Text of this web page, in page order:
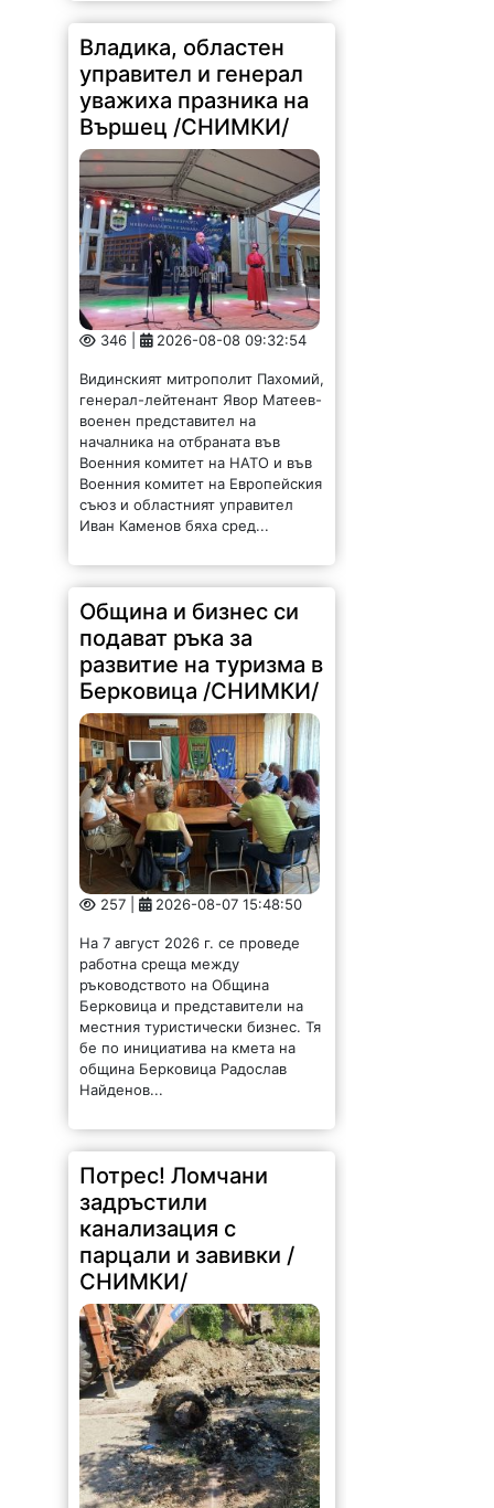
Владика, областен
управител и генерал
уважиха празника на
Вършец /СНИМКИ/
346 | 2026-08-08 09:32:54
Видинският митрополит Пахомий,
генерал-лейтенант Явор Матеев-
военен представител на
началника на отбраната във
Военния комитет на НАТО и във
Военния комитет на Европейския
съюз и областният управител
Иван Каменов бяха сред...
Община и бизнес си
подават ръка за
развитие на туризма в
Берковица /СНИМКИ/
257 | 2026-08-07 15:48:50
На 7 август 2026 г. се проведе
работна среща между
ръководството на Община
Берковица и представители на
местния туристически бизнес. Тя
бе по инициатива на кмета на
община Берковица Радослав
Найденов...
Потрес! Ломчани
задръстили
канализация с
парцали и завивки /
СНИМКИ/